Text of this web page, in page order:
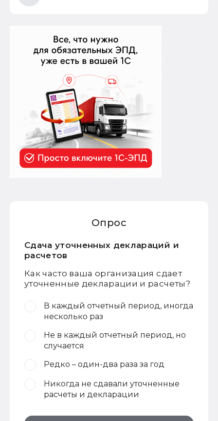
Опрос
Сдача уточненных деклараций и
расчетов
Как часто ваша организация сдает
уточненные декларации и расчеты?
В каждый отчетный период, иногда
несколько раз
Не в каждый отчетный период, но
случается
Редко – один-два раза за год
Никогда не сдавали уточненные
расчеты и декларации